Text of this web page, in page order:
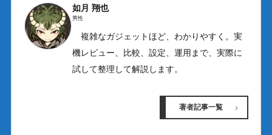
如月 翔也
男性
複雑なガジェットほど、わかりやすく。実
機レビュー、比較、設定、運用まで、実際に
試して整理して解説します。
著者記事一覧